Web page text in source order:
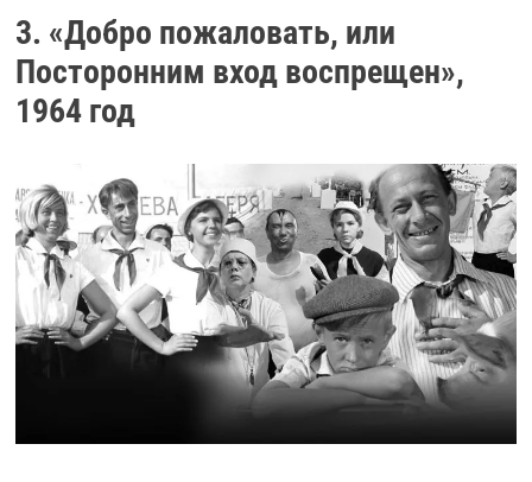
3. «Добро пожаловать, или
Посторонним вход воспрещен»,
1964 год